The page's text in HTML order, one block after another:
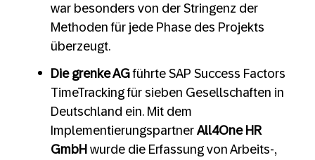
war besonders von der Stringenz der
Methoden für jede Phase des Projekts
überzeugt.
Die grenke AGführte SAP Success Factors
TimeTracking für sieben Gesellschaften in
Deutschland ein. Mit dem
Implementierungspartner All4One HR
GmbH wurde die Erfassung von Arbeits-,